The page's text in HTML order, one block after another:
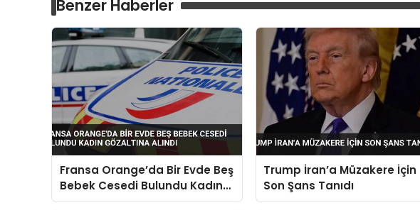
Benzer Haberler
Fransa Orange’da Bir Evde Beş
Bebek Cesedi Bulundu Kadın
Gözaltına Alındı
Trump İran’a Müzakere İçin
Son Şans Tanıdı